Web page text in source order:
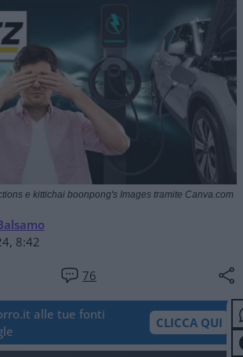
8:42
76
e kittichai boonpong's Images tramite Canva.com
alle tue fonti
CLICCA QUI